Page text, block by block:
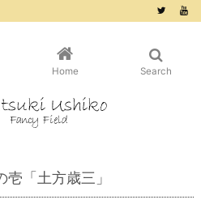
Home Search
「土方歳三」